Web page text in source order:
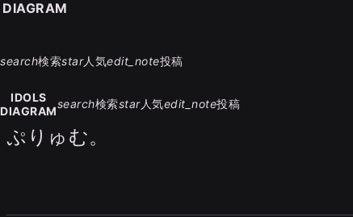
search検索star人気edit_note投稿
IDOLS
DIAGRAM
search検索star人気edit_note投稿
ぷりゅむ。